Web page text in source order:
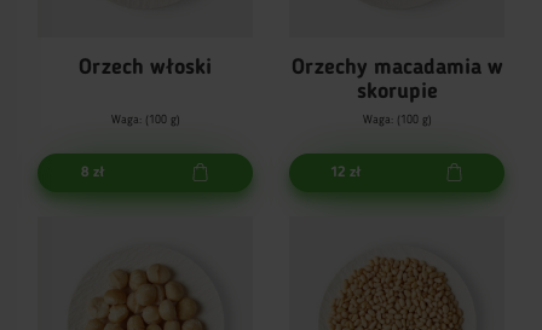
Orzech włoski
Waga: (100 g)
8 zł
Orzechy macadamia w
skorupie
Waga: (100 g)
12 zł